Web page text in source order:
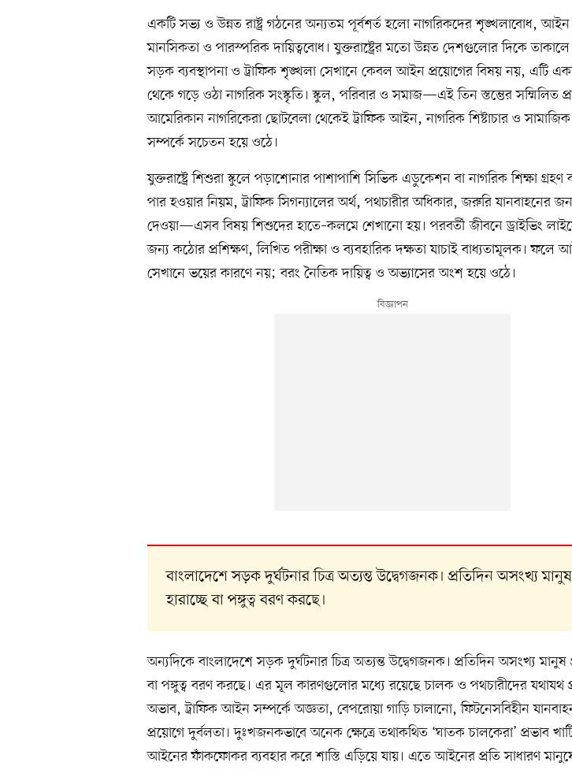
একটি সভ্য ও উন্নত রাষ্ট্র গঠনের অন্যতম পূর্বশর্ত হলো নাগরিকদের শৃঙ্খলাবোধ,
মানসিকতা ও পারস্পরিক দায়িত্ববোধ। যুক্তরাষ্ট্রের মতো উন্নত দেশগুলোর দিকে
সড়ক ব্যবস্থাপনা ও ট্রাফিক শৃঙ্খলা সেখানে কেবল আইন প্রয়োগের বিষয় নয়, এটি
থেকে গড়ে ওঠা নাগরিক সংস্কৃতি। স্কুল, পরিবার ও সমাজ—এই তিন স্তম্ভের সম্মিলিত
আমেরিকান নাগরিকেরা ছোটবেলা থেকেই ট্রাফিক আইন, নাগরিক শিষ্টাচার ও সামাজিক
সম্পর্কে সচেতন হয়ে ওঠে।
যুক্তরাষ্ট্রে শিশুরা স্কুলে পড়াশোনার পাশাপাশি সিভিক এডুকেশন বা নাগরিক শিক্ষা গ্রহণ
পার হওয়ার নিয়ম, ট্রাফিক সিগন্যালের অর্থ, পথচারীর অধিকার, জরুরি যানবাহনের
দেওয়া—এসব বিষয় শিশুদের হাতে–কলমে শেখানো হয়। পরবর্তী জীবনে ড্রাইভিং
জন্য কঠোর প্রশিক্ষণ, লিখিত পরীক্ষা ও ব্যবহারিক দক্ষতা যাচাই বাধ্যতামূলক। ফলে
সেখানে ভয়ের কারণে নয়; বরং নৈতিক দায়িত্ব ও অভ্যাসের অংশ হয়ে ওঠে।
বাংলাদেশে সড়ক দুর্ঘটনার চিত্র অত্যন্ত উদ্বেগজনক। প্রতিদিন অসংখ্য মানুষ
হারাচ্ছে বা পঙ্গুত্ব বরণ করছে।
অন্যদিকে বাংলাদেশে সড়ক দুর্ঘটনার চিত্র অত্যন্ত উদ্বেগজনক। প্রতিদিন অসংখ্য মানুষ
বা পঙ্গুত্ব বরণ করছে। এর মূল কারণগুলোর মধ্যে রয়েছে চালক ও পথচারীদের যথাযথ
অভাব, ট্রাফিক আইন সম্পর্কে অজ্ঞতা, বেপরোয়া গাড়ি চালানো, ফিটনেসবিহীন
প্রয়োগে দুর্বলতা। দুঃখজনকভাবে অনেক ক্ষেত্রে তথাকথিত ‘ঘাতক চালকেরা’ প্রভাব
আইনের ফাঁকফোকর ব্যবহার করে শাস্তি এড়িয়ে যায়। এতে আইনের প্রতি সাধারণ